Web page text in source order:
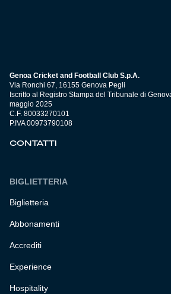
Genoa Cricket and Football Club S.p.A.
Via Ronchi 67, 16155 Genova Pegli
Iscritto al Registro Stampa del Tribunale di
maggio 2025
C.F. 80033270101
P.IVA 00973790108
CONTATTI
BIGLIETTERIA
Biglietteria
Abbonamenti
Accrediti
Experience
Hospitality